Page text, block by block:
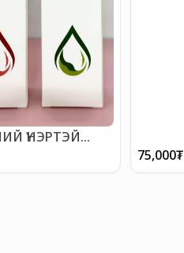
ҮНЭРТЭЙ
75,000₮